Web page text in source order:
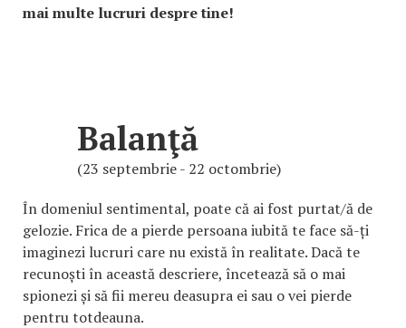
mai multe lucruri despre tine!
Balanţă
(23 septembrie - 22 octombrie)
În domeniul sentimental, poate că ai fost purtat/ă de
gelozie. Frica de a pierde persoana iubită te face să-ți
imaginezi lucruri care nu există în realitate. Dacă te
recunoști în această descriere, încetează să o mai
spionezi și să fii mereu deasupra ei sau o vei pierde
pentru totdeauna.